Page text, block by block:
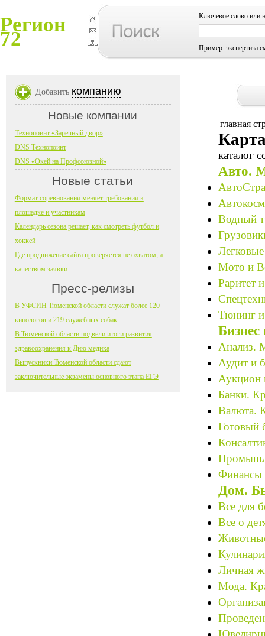
Регион
72
Ключевое слово или
Пример: экспертиза
главная
каталог
Авто.
Водный
Мото и
Раритет
Тюнинг
Анализ.
Аудит и
Аукцион
Банки.
Валюта.
Готовый
Финансы
Дом.
Все для
Все о
Личная
Мода.
Добавить компанию
Новые компании
Технопоинт «Заречный двор»
DNS Технопоинт
DNS «Окей на Профсоюзной»
Новые статьи
Формат соревнования меняет требования к
площадке и участникам
Календарь сезона решает, как смотреть футбол и
хоккей
Где продвижение сайта проверяется не охватом, а
качеством заявки
Пресс-релизы
В УФСИН Тюменской области служат более 120
кинологов и 219 служебных собак
В Тюменской области подвели итоги развития
здравоохранения к Дню медика
Выпускники Тюменской области сдают
заключительные экзамены основного этапа ЕГЭ